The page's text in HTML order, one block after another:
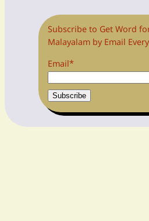
Subscribe to Get Word
Malayalam by Email
Email*